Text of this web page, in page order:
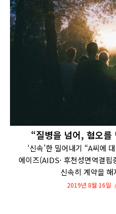
“질병을 넘어, 혐오를
‘신속’한 밀어내기 “A씨에
에이즈(AIDS· 후천성면역결
신속히 계약을
2019년 8월 16일